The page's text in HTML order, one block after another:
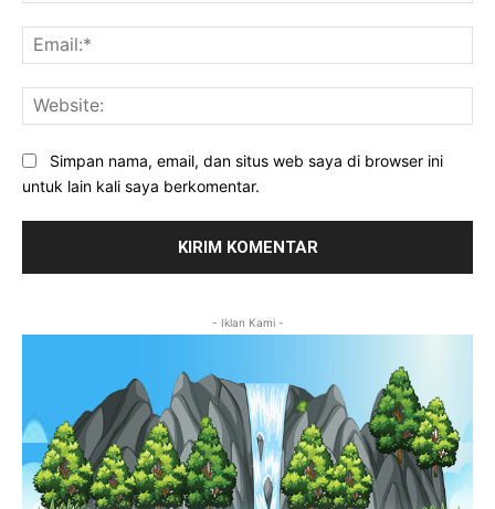
Simpan nama, email, dan situs web saya di browser ini
untuk lain kali saya berkomentar.
- Iklan Kami -